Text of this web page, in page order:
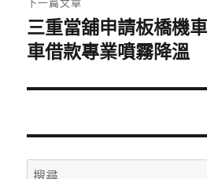
下
一
文
三重當舖申請板橋機
車借款專業噴霧降溫
搜